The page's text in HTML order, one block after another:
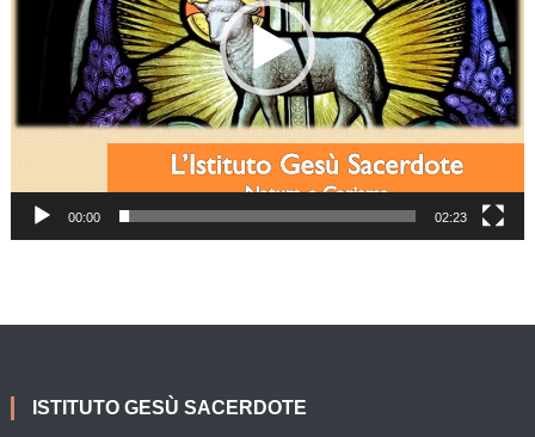
00:00 02:23
ISTITUTO GESÙ SACERDOTE